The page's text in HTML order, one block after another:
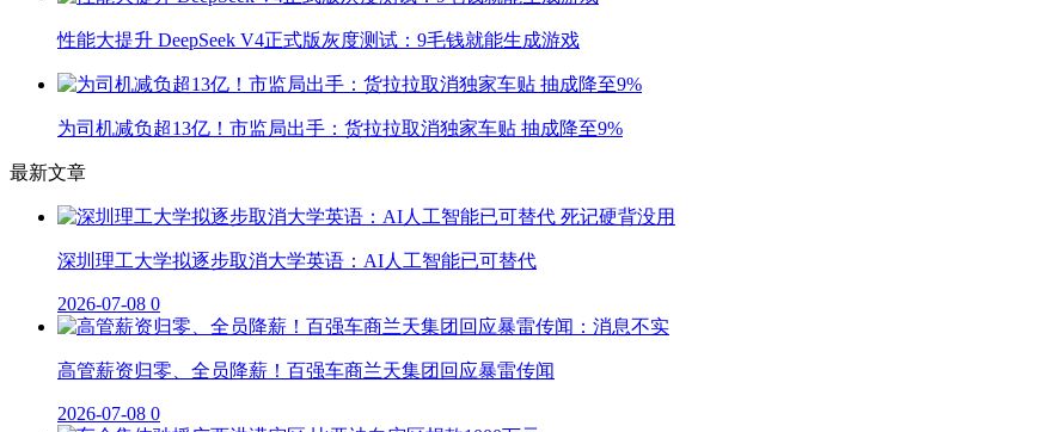
性能大提升 DeepSeek V4正式版灰度测试：9毛钱就能生成游戏
为司机减负超13亿！市监局出手：货拉拉取消独家车贴 抽成降至9%
最新文章
深圳理工大学拟逐步取消大学英语：AI人工智能已可替代
2026-07-08 0
高管薪资归零、全员降薪！百强车商兰天集团回应暴雷传闻
2026-07-08 0